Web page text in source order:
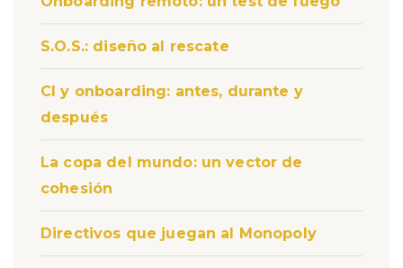
S.O.S.: diseño al rescate
CI y onboarding: antes, durante y
después
La copa del mundo: un vector de
cohesión
Directivos que juegan al Monopoly